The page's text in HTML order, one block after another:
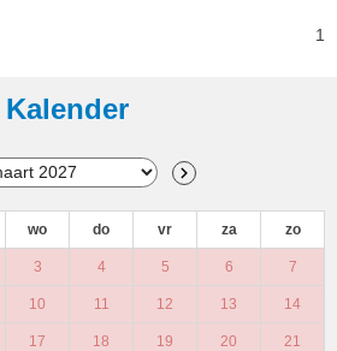
1
Kalender
wo do vr za zo
3 4 5 6 7
10 11 12 13 14
17 18 19 20 21